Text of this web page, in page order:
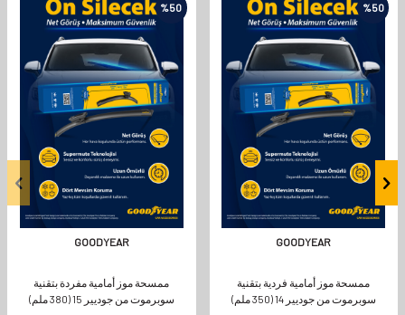
%50
GOODYEAR
ممسحة موز أمامية فردية بتقنية
سوبرموت من جوديير 14 (350 ملم)
%50
GOODYEAR
ممسحة موز أمامية مفردة بتقنية
سوبرموت من جوديير 15 (380 ملم)